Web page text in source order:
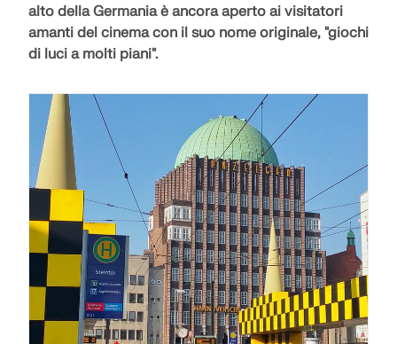
alto della Germaniaè ancora aperto ai visitatori
amanti del cinema con il suo nome originale, "giochi
di luci a molti piani".